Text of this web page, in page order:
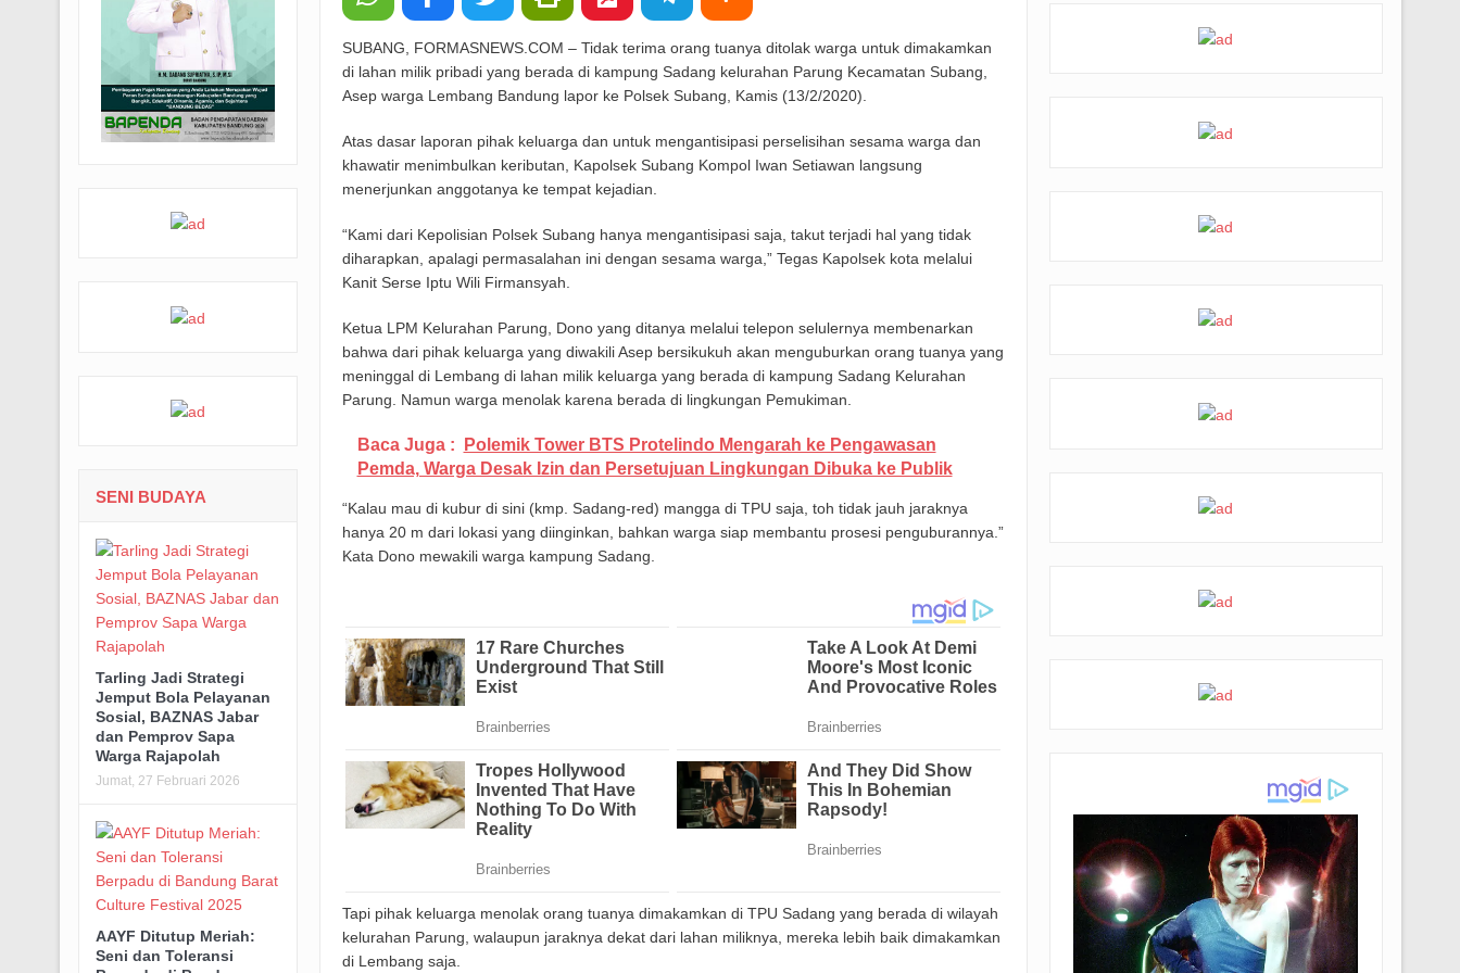
Farhan: Kritik Mahasiswa Penting untuk Kemajuan Kota Bandung
BRI Peduli Serahkan Ambulans untuk Wingdik 300/Teknik, Perkuat Layanan Kesehatan di Subang
SUBANG, FORMASNEWS.COM – Tidak terima orang tuanya ditolak warga untuk dimakamkan
di lahan milik pribadi yang berada di kampung Sadang kelurahan Parung Kecamatan Subang,
Asep warga Lembang Bandung lapor ke Polsek Subang, Kamis (13/2/2020).
Atas dasar laporan pihak keluarga dan untuk mengantisipasi perselisihan sesama warga dan
khawatir menimbulkan keributan, Kapolsek Subang Kompol Iwan Setiawan langsung
menerjunkan anggotanya ke tempat kejadian.
“Kami dari Kepolisian Polsek Subang hanya mengantisipasi saja, takut terjadi hal yang tidak
diharapkan, apalagi permasalahan ini dengan sesama warga,” Tegas Kapolsek kota melalui
Kanit Serse Iptu Wili Firmansyah.
Ketua LPM Kelurahan Parung, Dono yang ditanya melalui telepon selulernya membenarkan
bahwa dari pihak keluarga yang diwakili Asep bersikukuh akan menguburkan orang tuanya yang
meninggal di Lembang di lahan milik keluarga yang berada di kampung Sadang Kelurahan
Parung. Namun warga menolak karena berada di lingkungan Pemukiman.
Baca Juga :
Polemik Tower BTS Protelindo Mengarah ke Pengawasan
Pemda, Warga Desak Izin dan Persetujuan Lingkungan Dibuka ke Publik
“Kalau mau di kubur di sini (kmp. Sadang-red) mangga di TPU saja, toh tidak jauh jaraknya
hanya 20 m dari lokasi yang diinginkan, bahkan warga siap membantu prosesi penguburannya.”
Kata Dono mewakili warga kampung Sadang.
Tapi pihak keluarga menolak orang tuanya dimakamkan di TPU Sadang yang berada di wilayah
kelurahan Parung, walaupun jaraknya dekat dari lahan miliknya, mereka lebih baik dimakamkan
di Lembang saja.
SENI BUDAYA
Tarling Jadi Strategi
Jemput Bola Pelayanan
Sosial, BAZNAS Jabar
dan Pemprov Sapa
Warga Rajapolah
Jumat, 27 Februari 2026
AAYF Ditutup Meriah:
Seni dan Toleransi